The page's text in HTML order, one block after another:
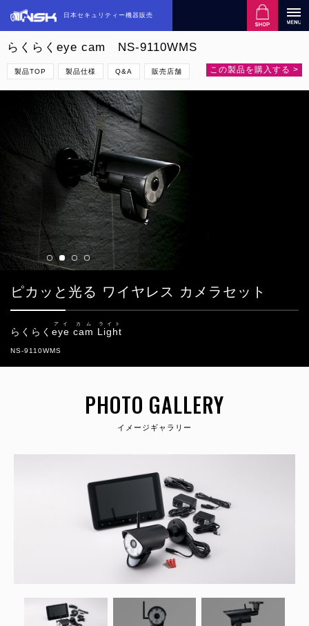
日本セキュリティー機器販売
らくらくeye cam NS-9110WMS
この製品を購入する >
製品TOP 製品仕様 Q&A 販売店舗
ピカッと光る ワイヤレス カメラセット
らくらく eye
アイ
cam
カム
Light
ライト
NS-9110WMS
PHOTO GALLERY
イメージギャラリー